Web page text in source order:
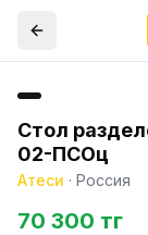
Стол
02-ПСОц
Атеси · Россия
70 300 тг